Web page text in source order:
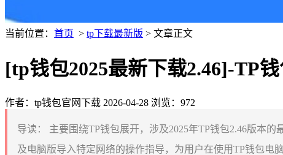
当前位置： 首页 > tp下载最新版 > 文章正文
[tp钱包2025最新下载2.46]-TP
作者：tp钱包官网下载 2026-04-28 浏览：972
导读：
主要围绕TP钱包展开，涉及2025年TP钱包2.46版本
及电脑版导入特定网络的操作指导，为用户在使用TP钱包电